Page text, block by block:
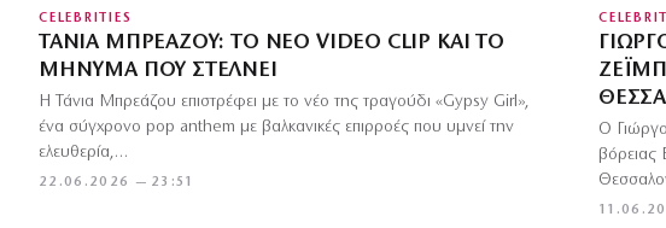
CELEBRITIES
ΤΆΝΙΑ ΜΠΡΕΆΖΟΥ: ΤΟ ΝΈΟ VIDEO CLIP ΚΑΙ ΤΟ
ΜΉΝΥΜΑ ΠΟΥ ΣΤΈΛΝΕΙ
22.06.2026 — 23:51
Η Τάνια Μπρεάζου επιστρέφει με το νέο της τραγούδι «Gypsy Girl»,
ένα σύγχρονο pop anthem με βαλκανικές επιρροές που υμνεί την
ελευθερία,…
Ο
βόρειας